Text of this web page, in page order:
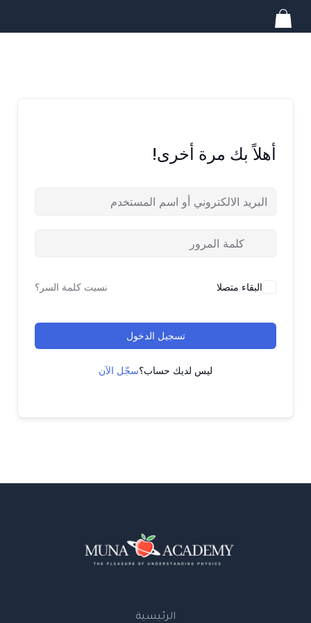
تخطي
أهلاً بك مرة أخرى!
البقاء متصلا نسيت كلمة السر؟
تسجيل الدخول
ليس لديك حساب؟سجّل الآن
الرئيسية